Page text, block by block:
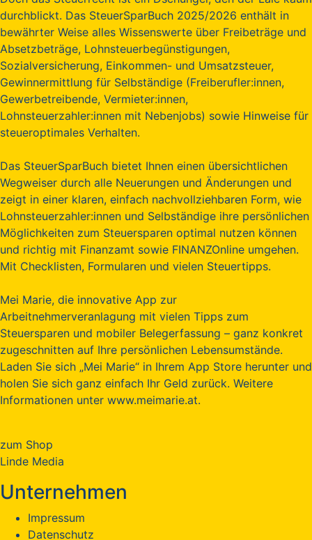
durchblickt. Das SteuerSparBuch 2025/2026 enthält in
bewährter Weise alles Wissenswerte über Freibeträge und
Absetzbeträge, Lohnsteuerbegünstigungen,
Sozialversicherung, Einkommen- und Umsatzsteuer,
Gewinnermittlung für Selbständige (Freiberufler:innen,
Gewerbetreibende, Vermieter:innen,
Lohnsteuerzahler:innen mit Nebenjobs) sowie Hinweise für
steueroptimales Verhalten.
Das SteuerSparBuch bietet Ihnen einen übersichtlichen
Wegweiser durch alle Neuerungen und Änderungen und
zeigt in einer klaren, einfach nachvollziehbaren Form, wie
Lohnsteuerzahler:innen und Selbständige ihre persönlichen
Möglichkeiten zum Steuersparen optimal nutzen können
und richtig mit Finanzamt sowie FINANZOnline umgehen.
Mit Checklisten, Formularen und vielen Steuertipps.
Mei Marie, die innovative App zur
Arbeitnehmerveranlagung mit vielen Tipps zum
Steuersparen und mobiler Belegerfassung – ganz konkret
zugeschnitten auf Ihre persönlichen Lebensumstände.
Laden Sie sich „Mei Marie“ in Ihrem App Store herunter und
holen Sie sich ganz einfach Ihr Geld zurück. Weitere
Informationen unter www.meimarie.at.
zum Shop
Linde Media
Unternehmen
Impressum
Datenschutz